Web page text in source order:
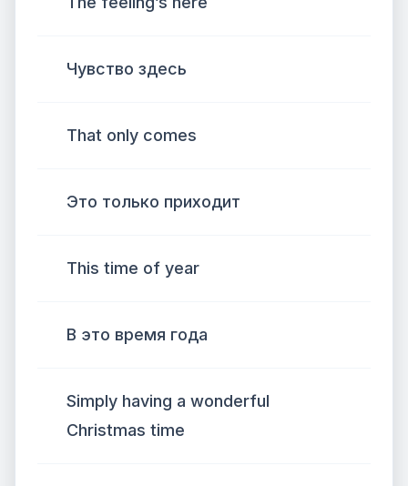
Чувство здесь
That only comes
Это только приходит
This time of year
В это время года
Simply having a wonderful
Christmas time